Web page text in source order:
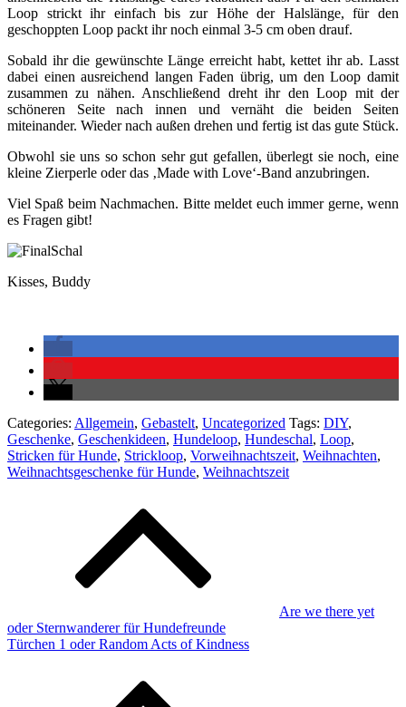
Loop strickt ihr einfach bis zur Höhe der Halslänge, für den
geschoppten Loop packt ihr noch einmal 3-5 cm oben drauf.
Sobald ihr die gewünschte Länge erreicht habt, kettet ihr ab. Lasst
dabei einen ausreichend langen Faden übrig, um den Loop damit
zusammen zu nähen. Anschließend dreht ihr den Loop mit der
schöneren Seite nach innen und vernäht die beiden Seiten
miteinander. Wieder nach außen drehen und fertig ist das gute Stück.
Obwohl sie uns so schon sehr gut gefallen, überlegt sie noch, eine
kleine Zierperle oder das ‚Made with Love‘-Band anzubringen.
Viel Spaß beim Nachmachen. Bitte meldet euch immer gerne, wenn
es Fragen gibt!
Kisses, Buddy
Categories: Allgemein, Gebastelt, Uncategorized Tags: DIY,
Geschenke, Geschenkideen, Hundeloop, Hundeschal, Loop,
Stricken für Hunde, Strickloop, Vorweihnachtszeit, Weihnachten,
Weihnachtsgeschenke für Hunde, Weihnachtszeit
Are we there yet
oder Sternwanderer für Hundefreunde
Türchen 1 oder Random Acts of Kindness